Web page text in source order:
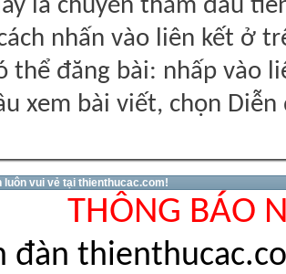
là chuyến thăm đầu
nhấn vào liên kết ở
thể đăng bài: nhấp vào
xem bài viết, chọn
luôn vui vẻ tại thienthucac.com!
THÔNG BÁO
đàn